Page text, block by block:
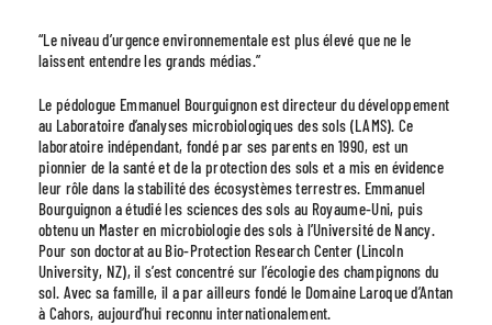
“Le niveau d’urgence environnementale est plus élevé que ne le
laissent entendre les grands médias.”
Le pédologue Emmanuel Bourguignon est directeur du développement
au Laboratoire d’analyses microbiologiques des sols (LAMS). Ce
laboratoire indépendant, fondé par ses parents en 1990, est un
pionnier de la santé et de la protection des sols et a mis en évidence
leur rôle dans la stabilité des écosystèmes terrestres. Emmanuel
Bourguignon a étudié les sciences des sols au Royaume-Uni, puis
obtenu un Master en microbiologie des sols à l’Université de Nancy.
Pour son doctorat au Bio-Protection Research Center (Lincoln
University, NZ), il s’est concentré sur l’écologie des champignons du
sol. Avec sa famille, il a par ailleurs fondé le Domaine Laroque d’Antan
à Cahors, aujourd’hui reconnu internationalement.